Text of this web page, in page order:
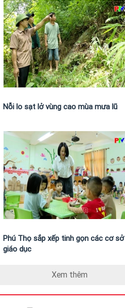
Nỗi lo sạt lở vùng cao mùa mưa lũ
Phú Thọ sắp xếp tinh gọn các cơ sở
giáo dục
Xem thêm